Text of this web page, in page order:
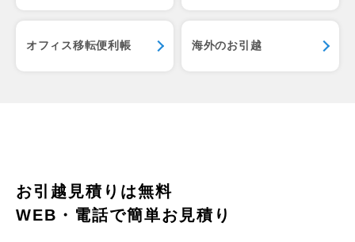
オフィス移転便利帳 海外のお引越
お引越見積りは無料
WEB・電話で簡単お見積り